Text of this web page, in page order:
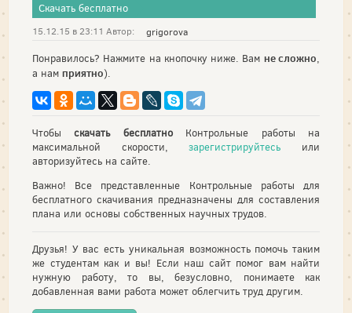
Скачать бесплатно
15.12.15 в 23:11 Автор: grigorova
Понравилось? Нажмите на кнопочку ниже. Вам не сложно,
а нам приятно).
Чтобыскачать бесплатноКонтрольные работы на
максимальной скорости,зарегистрируйтесь или
авторизуйтесь на сайте.
Важно! Все представленные Контрольные работы для
бесплатного скачивания предназначены для составления
плана или основы собственных научных трудов.
Друзья! У вас есть уникальная возможность помочь таким
же студентам как и вы! Если наш сайт помог вам найти
нужную работу, то вы, безусловно, понимаете как
добавленная вами работа может облегчить труд другим.